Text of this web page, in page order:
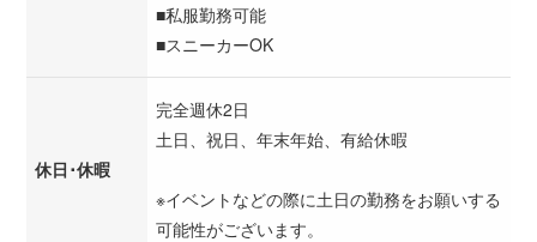
■私服勤務可能
■スニーカーOK
休日･休暇
完全週休2日
土日、祝日、年末年始、有給休暇
※イベントなどの際に土日の勤務をお願いする
可能性がございます。